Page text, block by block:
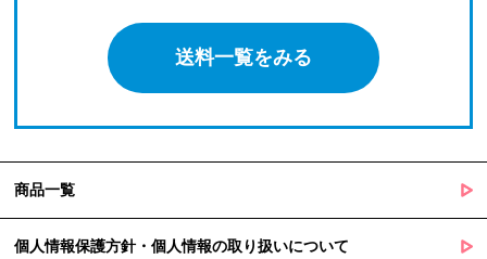
送料一覧をみる
商品一覧
個人情報保護方針・個人情報の取り扱いについて